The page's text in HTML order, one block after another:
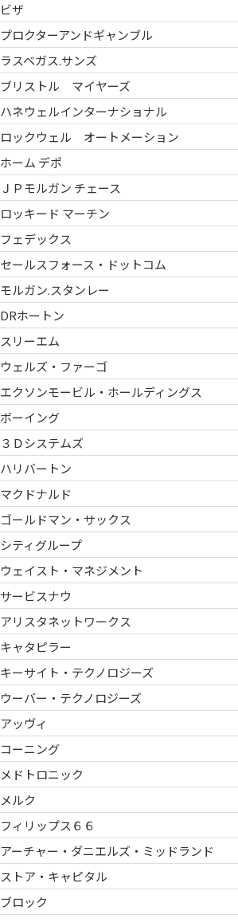
ビザ
プロクターアンドギャンブル
ラスベガス.サンズ
ブリストル マイヤーズ
ハネウェルインターナショナル
ロックウェル オートメーション
ホーム デポ
ＪＰモルガン チェース
ロッキード マーチン
フェデックス
セールスフォース・ドットコム
モルガン.スタンレー
DRホートン
スリーエム
ウェルズ・ファーゴ
エクソンモービル・ホールディングス
ボーイング
３Ｄシステムズ
ハリバートン
マクドナルド
ゴールドマン・サックス
シティグループ
ウェイスト・マネジメント
サービスナウ
アリスタネットワークス
キャタピラー
キーサイト・テクノロジーズ
ウーバー・テクノロジーズ
アッヴィ
コーニング
メドトロニック
メルク
フィリップス６６
アーチャー・ダニエルズ・ミッドランド
ストア・キャピタル
ブロック